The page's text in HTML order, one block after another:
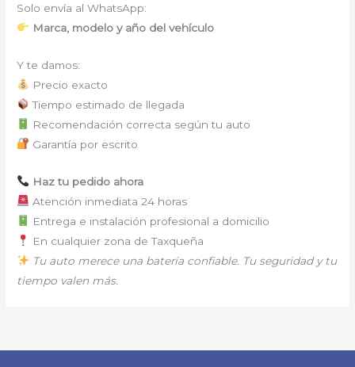
Solo envía al WhatsApp:
Marca, modelo y año del vehículo
Y te damos:
Precio exacto
Tiempo estimado de llegada
Recomendación correcta según tu auto
Garantía por escrito
Haz tu pedido ahora
Atención inmediata 24 horas
Entrega e instalación profesional a domicilio
En cualquier zona de Taxqueña
Tu auto merece una batería confiable. Tu seguridad y tu
tiempo valen más.